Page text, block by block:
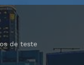
de teste